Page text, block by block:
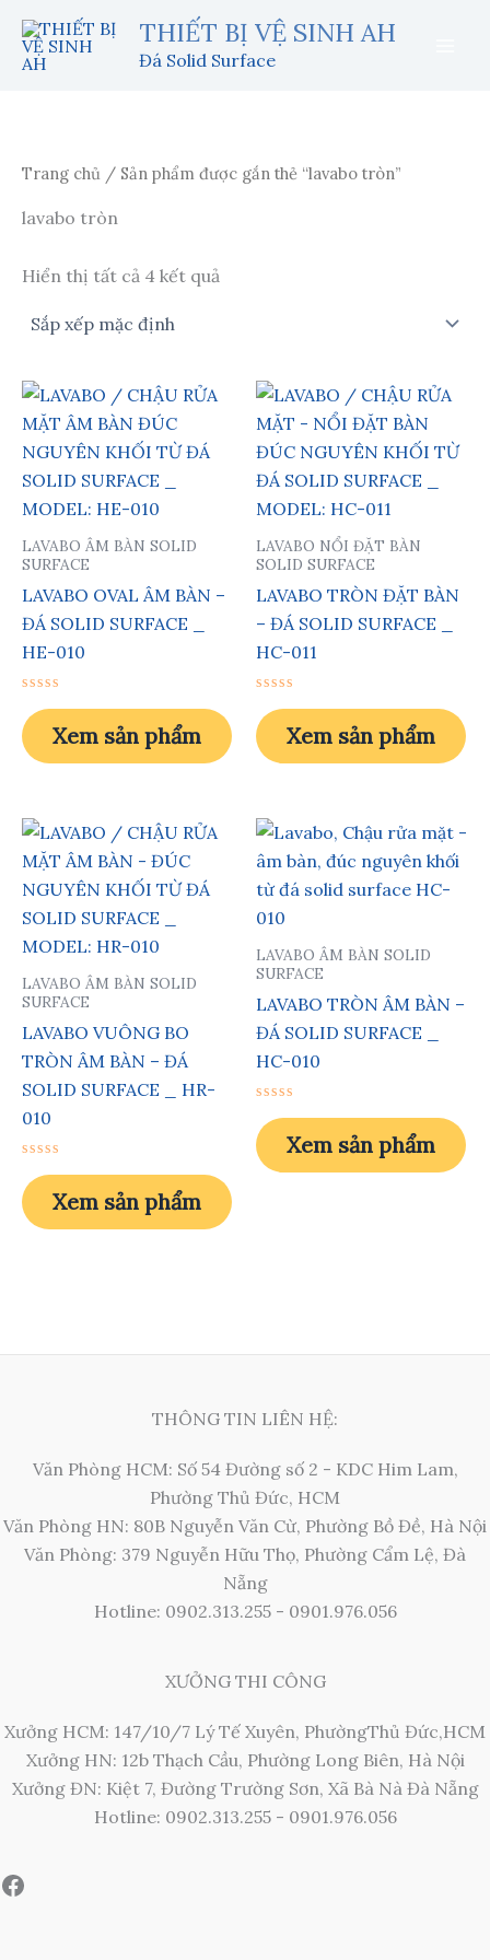
nội
THIẾT BỊ VỆ SINH AH
Đá Solid Surface
Trang chủ / Sản phẩm được gắn thẻ “lavabo tròn”
lavabo tròn
Hiển thị tất cả 4 kết quả
LAVABO ÂM BÀN SOLID
SURFACE
LAVABO OVAL ÂM BÀN –
ĐÁ SOLID SURFACE _
HE-010
xếp
hạng
0
5
Xem sản phẩm
LAVABO NỔI ĐẶT BÀN
SOLID SURFACE
LAVABO TRÒN ĐẶT BÀN
– ĐÁ SOLID SURFACE _
HC-011
xếp
hạng
0
5
Xem sản phẩm
LAVABO ÂM BÀN SOLID
SURFACE
LAVABO VUÔNG BO
TRÒN ÂM BÀN – ĐÁ
SOLID SURFACE _ HR-
010
Được
xếp
hạng
0
5
Xem sản phẩm
LAVABO ÂM BÀN SOLID
SURFACE
LAVABO TRÒN ÂM BÀN –
ĐÁ SOLID SURFACE _
HC-010
Được
xếp
hạng
0
5
Xem sản phẩm
THÔNG TIN LIÊN HỆ:
Văn Phòng HCM: Số 54 Đường số 2 - KDC Him Lam,
Phường Thủ Đức, HCM
Văn Phòng HN: 80B Nguyễn Văn Cừ, Phường Bồ Đề, Hà Nội
Văn Phòng: 379 Nguyễn Hữu Thọ, Phường Cẩm Lệ, Đà
Nẵng
Hotline: 0902.313.255 - 0901.976.056
XƯỞNG THI CÔNG
Xưởng HCM: 147/10/7 Lý Tế Xuyên, PhườngThủ Đức,HCM
Xưởng HN: 12b Thạch Cầu, Phường Long Biên, Hà Nội
Xưởng ĐN: Kiệt 7, Đường Trường Sơn, Xã Bà Nà Đà Nẵng
Hotline: 0902.313.255 - 0901.976.056